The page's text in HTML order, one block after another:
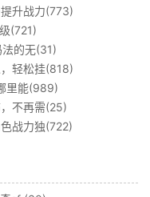
升战力(773)
(721)
的无(31)
轻松挂(818)
里能(989)
不再需(25)
战力独(722)